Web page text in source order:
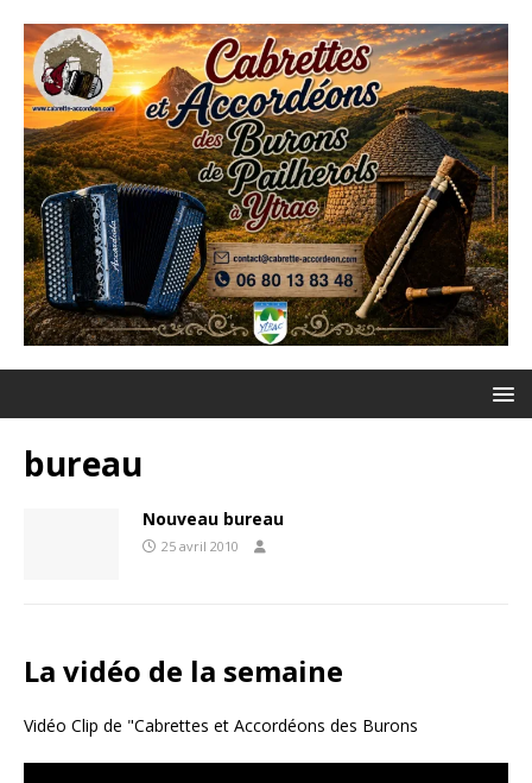
bureau
Nouveau bureau
25 avril 2010
La vidéo de la semaine
Vidéo Clip de "Cabrettes et Accordéons des Burons